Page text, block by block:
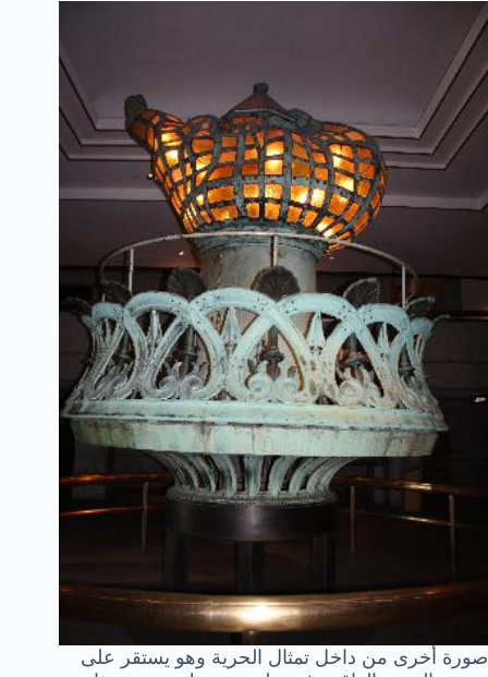
صورة أخرى من داخل تمثال الحرية وهو يستقر على